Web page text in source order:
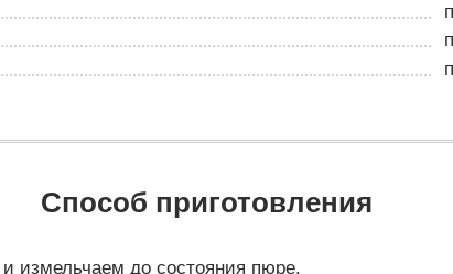
Способ приготовления
измельчаем до состояния пюре.